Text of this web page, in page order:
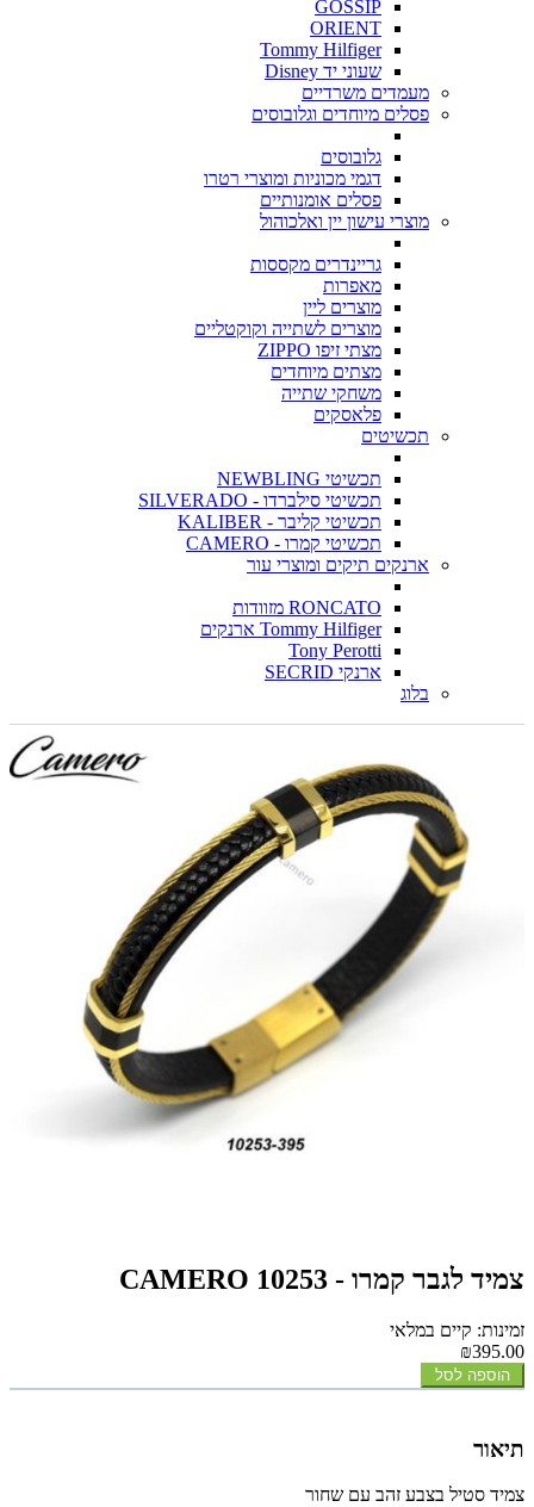
GOSSIP
ORIENT
Tommy Hilfiger
שעוני יד Disney
מעמדים משרדיים
פסלים מיוחדים וגלובוסים
גלובוסים
דגמי מכוניות ומוצרי רטרו
פסלים אומנותיים
מוצרי עישון יין ואלכוהול
גריינדרים מקססות
מאפרות
מוצרים ליין
מוצרים לשתייה וקוקטליים
מצתי זיפו ZIPPO
מצתים מיוחדים
משחקי שתייה
פלאסקים
תכשיטים
תכשיטי NEWBLING
תכשיטי סילברדו - SILVERADO
תכשיטי קליבר - KALIBER
תכשיטי קמרו - CAMERO
ארנקים תיקים ומוצרי עור
RONCATO מזוודות
Tommy Hilfiger ארנקים
Tony Perotti
ארנקי SECRID
בלוג
צמיד לגבר קמרו - CAMERO 10253
זמינות: קיים במלאי
₪395.00
הוספה לסל
תיאור
צמיד סטיל בצבע זהב עם שחור